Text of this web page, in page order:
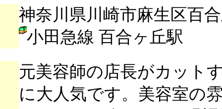
神奈川県川崎市麻生区百
小田急線 百合ヶ丘駅
元美容師の店長がカット
に大人気です。美容室の